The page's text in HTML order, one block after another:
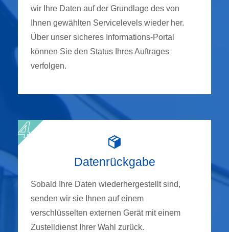
wir Ihre Daten auf der Grundlage des von
Ihnen gewählten Servicelevels wieder her.
Über unser sicheres Informations-Portal
können Sie den Status Ihres Auftrages
verfolgen.
Datenrückgabe
Sobald Ihre Daten wiederhergestellt sind,
senden wir sie Ihnen auf einem
verschlüsselten externen Gerät mit einem
Zustelldienst Ihrer Wahl zurück.